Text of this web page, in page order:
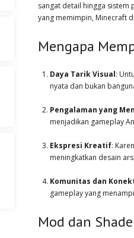
sangat detail hingga sistem
yang memimpin, Minecraft
Mengapa
Daya Tarik Visual:
nyata dan bukan
Pengalaman yang
menjadikan gameplay
Ekspresi Kreatif:
meningkatkan desain
Komunitas dan
gameplay yang
Mod dan